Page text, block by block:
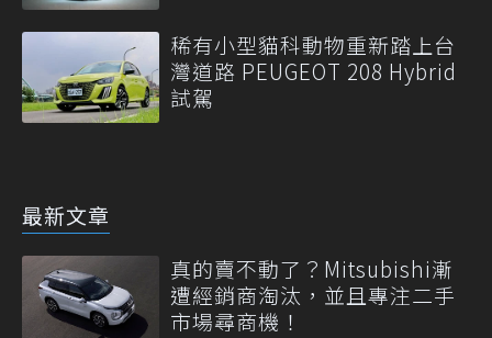
稀有小型貓科動物重新踏上台
灣道路 PEUGEOT 208 Hybrid
試駕
最新文章
真的賣不動了？Mitsubishi漸
遭經銷商淘汰，並且專注二手
市場尋商機！